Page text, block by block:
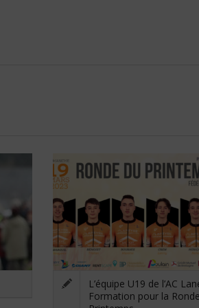
L’équipe U19 de l’AC
Formation pour la